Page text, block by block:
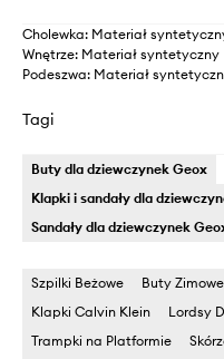
Cholewka: Materiał
Wnętrze: Materiał syntetyczny
Podeszwa: Materiał
Tagi
Buty dla dziewczynek Geox
Klapki i sandały dla
Sandały dla dziewczynek
Szpilki Beżowe Buty
Klapki Calvin Klein
Lordsy
Trampki na Platformie